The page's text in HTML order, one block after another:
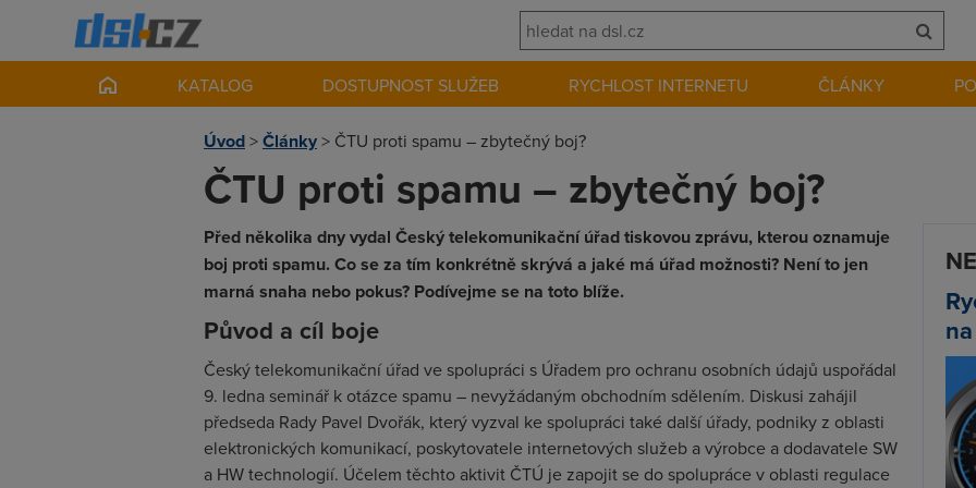
KATALOG DOSTUPNOST SLUŽEB RYCHLOST INTERNETU ČLÁNKY
Úvod>Články> ČTU proti spamu – zbytečný boj?
ČTU proti spamu – zbytečný boj?
Před několika dny vydal Český telekomunikační úřad tiskovou zprávu, kterou oznamuje
boj proti spamu. Co se za tím konkrétně skrývá a jaké má úřad možnosti? Není to jen
marná snaha nebo pokus? Podívejme se na toto blíže.
Původ a cíl boje
Český telekomunikační úřad ve spolupráci s Úřadem pro ochranu osobních údajů uspořádal
9. ledna seminář k otázce spamu – nevyžádaným obchodním sdělením. Diskusi zahájil
předseda Rady Pavel Dvořák, který vyzval ke spolupráci také další úřady, podniky z oblasti
elektronických komunikací, poskytovatele internetových služeb a výrobce a dodavatele SW
a HW technologií. Účelem těchto aktivit ČTÚ je zapojit se do spolupráce v oblasti regulace